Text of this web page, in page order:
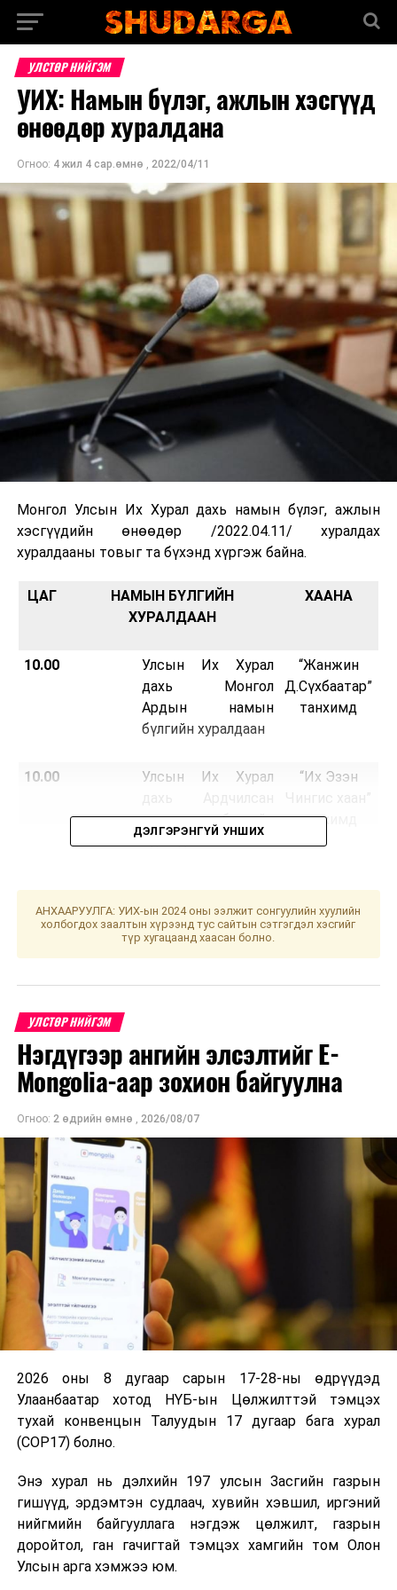
УЛСТӨР НИЙГЭМ
УИХ: Намын бүлэг, ажлын хэсгүүд
өнөөдөр хуралдана
Огноо: 4 жил 4 сар.өмнө , 2022/04/11
Монгол Улсын Их Хурал дахь намын бүлэг, ажлын
хэсгүүдийн өнөөдөр /2022.04.11/ хуралдах
хуралдааны товыг та бүхэнд хүргэж байна.
ЦАГ
НАМЫН БҮЛГИЙН
ХУРАЛДААН
ХААНА
10.00
Улсын Их Хурал
дахь Монгол
Ардын намын
бүлгийн хуралдаан
“Жанжин
Д.Сүхбаатар”
танхимд
10.00
Улсын Их Хурал
намын бүлгийн
“Их Эзэн
танхимд
АЖЛЫН ХЭСГИЙН ХУРАЛДААН
Тагнуулын
байгууллагын тухай
төсөл болон хамт
өргөн мэдүүлсэн
хуулийн
хэлэлцүүлэгт
бэлтгэх үүрэг
бүхий Аюулгүй
байдал, гадаад
бодлогын байнгын
хорооны ажлын
дэд хэсгийн
хуралдаан
танхимд
14.00
Биеийн тамир,
спортын тухай
салбарын хөрөнгө
оруулалт,
санхүүжилтийн
санал, дүгнэлт
гаргах,
шийдвэрийн төсөл
боловсруулах
Боловсрол, соёл,
334 тоот
өрөөнд
ДЭЛГЭРЭНГҮЙ УНШИХ
АНХААРУУЛГА: УИХ-ын 2024 оны ээлжит сонгуулийн хуулийн
холбогдох заалтын хүрээнд тус сайтын сэтгэгдэл хэсгийг
түр хугацаанд хаасан болно.
УЛСТӨР НИЙГЭМ
Нэгдүгээр ангийн элсэлтийг E-
Mongolia-аар зохион байгуулна
Огноо: 2 өдрийн өмнө , 2026/08/07
2026 оны 8 дугаар сарын 17-28-ны өдрүүдэд
Улаанбаатар хотод НҮБ-ын Цөлжилттэй тэмцэх
тухай конвенцын Талуудын 17 дугаар бага хурал
(COP17) болно.
Энэ хурал нь дэлхийн 197 улсын Засгийн газрын
гишүүд, эрдэмтэн судлаач, хувийн хэвшил, иргэний
нийгмийн байгууллага нэгдэж цөлжилт, газрын
доройтол, ган гачигтай тэмцэх хамгийн том Олон
Улсын арга хэмжээ юм.